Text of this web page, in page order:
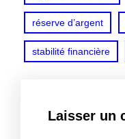
réserve d’argent
stabilité financière
Laisser un